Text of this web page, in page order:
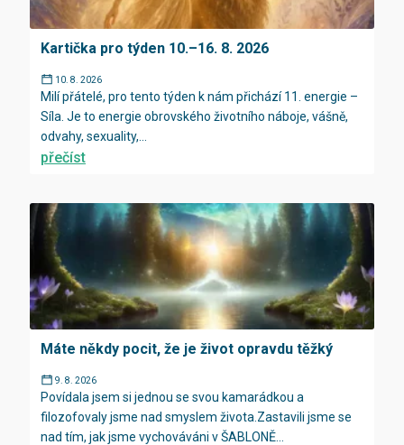
Kartička pro týden 10.–16. 8. 2026
10. 8. 2026
Milí přátelé, pro tento týden k nám přichází 11. energie –
Síla. Je to energie obrovského životního náboje, vášně,
odvahy, sexuality,...
přečíst
Máte někdy pocit, že je život opravdu těžký
9. 8. 2026
Povídala jsem si jednou se svou kamarádkou a
filozofovaly jsme nad smyslem života.Zastavili jsme se
nad tím, jak jsme vychováváni v ŠABLONĚ...